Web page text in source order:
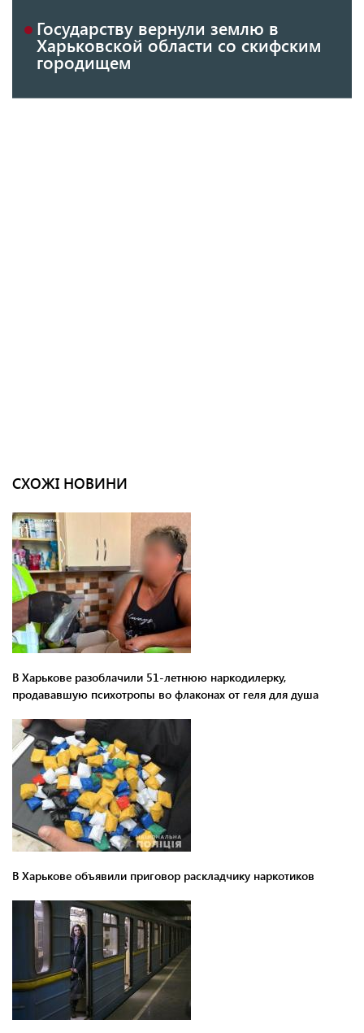
Государству вернули землю в
Харьковской области со скифским
городищем
СХОЖІ НОВИНИ
В Харькове разоблачили 51-летнюю наркодилерку,
продававшую психотропы во флаконах от геля для душа
В Харькове объявили приговор раскладчику наркотиков